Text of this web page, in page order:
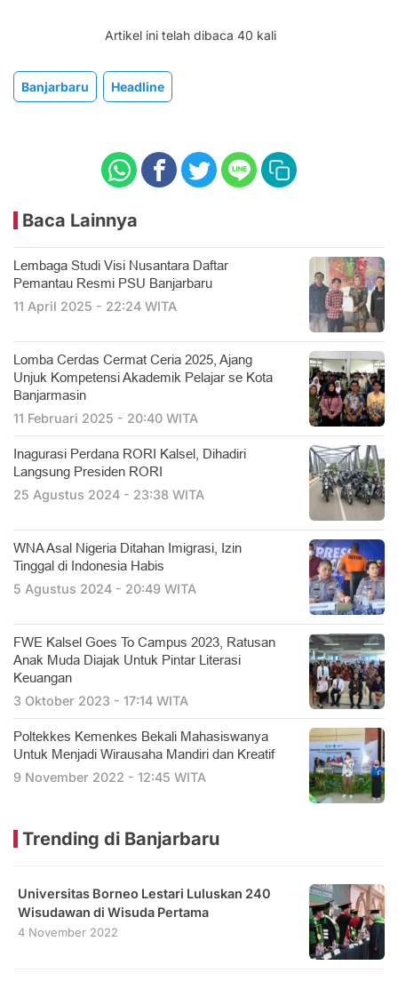
Artikel ini telah dibaca 40 kali
Banjarbaru Headline
Baca Lainnya
Lembaga Studi Visi Nusantara Daftar
Pemantau Resmi PSU Banjarbaru
11 April 2025 - 22:24 WITA
Lomba Cerdas Cermat Ceria 2025, Ajang
Unjuk Kompetensi Akademik Pelajar se Kota
Banjarmasin
11 Februari 2025 - 20:40 WITA
Inagurasi Perdana RORI Kalsel, Dihadiri
Langsung Presiden RORI
25 Agustus 2024 - 23:38 WITA
WNA Asal Nigeria Ditahan Imigrasi, Izin
Tinggal di Indonesia Habis
5 Agustus 2024 - 20:49 WITA
FWE Kalsel Goes To Campus 2023, Ratusan
Anak Muda Diajak Untuk Pintar Literasi
Keuangan
3 Oktober 2023 - 17:14 WITA
Poltekkes Kemenkes Bekali Mahasiswanya
Untuk Menjadi Wirausaha Mandiri dan Kreatif
9 November 2022 - 12:45 WITA
Trending di Banjarbaru
Universitas Borneo Lestari Luluskan 240
Wisudawan di Wisuda Pertama
4 November 2022